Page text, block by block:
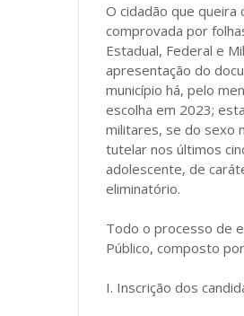
O cidadão que
comprovada por
Estadual, Federal e
apresentação do
município há, pelo
escolha em 2023;
militares, se do sexo
tutelar nos últimos
adolescente, de
eliminatório.
Todo o processo de
Público, composto
I. Inscrição dos